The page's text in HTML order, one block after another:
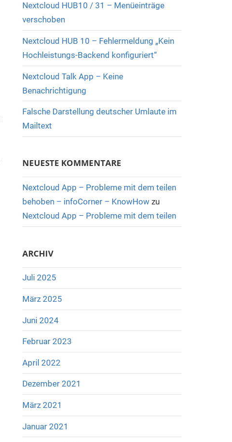
Nextcloud HUB10 / 31 – Menüeinträge
verschoben
Nextcloud HUB 10 – Fehlermeldung „Kein
Hochleistungs-Backend konfiguriert“
Nextcloud Talk App – Keine
Benachrichtigung
Falsche Darstellung deutscher Umlaute im
Mailtext
NEUESTE KOMMENTARE
Nextcloud App – Probleme mit dem teilen
behoben – infoCorner – KnowHowzu
Nextcloud App – Probleme mit dem teilen
ARCHIV
Juli 2025
März 2025
Juni 2024
Februar 2023
April 2022
Dezember 2021
März 2021
Januar 2021